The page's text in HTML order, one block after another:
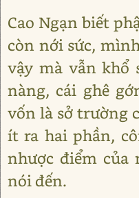
Cao Ngạn biết
còn nới sức,
vậy mà vẫn khổ
nàng, cái ghê
vốn là sở trường
ít ra hai phần,
nhược điểm của
nói đến.